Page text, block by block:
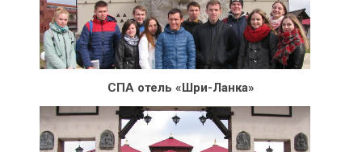
СПА отель «Шри-Ланка»